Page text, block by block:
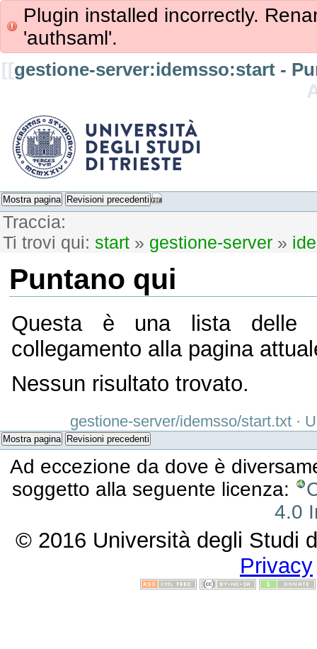
Plugin installed incorrectly.
'authsaml'.
[[gestione-server:idemsso:start -
Mostra pagina Revisioni precedenti
Traccia:
Ti trovi qui: start » gestione-server »
Puntano qui
Questa è una lista delle
collegamento alla pagina
Nessun risultato trovato.
gestione-server/idemsso/start.txt ·
Mostra pagina Revisioni precedenti
Ad eccezione da dove è
soggetto alla seguente licenza:
4.0
© 2016 Università degli Studi
Privacy